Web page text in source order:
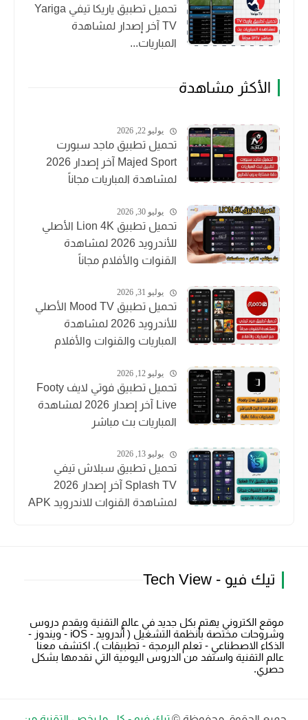
تحميل تطبيق ياريكا تيفي Yariga
TV آخر إصدار لمشاهدة
المباريات...
الأكثر مشاهدة
يوليو 22, 2026
تحميل تطبيق ماجد سبورت
Majed Sport آخر إصدار 2026
لمشاهدة المباريات مجاناً
يوليو 30, 2026
تحميل تطبيق Lion 4K الأصلي
للأندرويد 2026 لمشاهدة
القنوات والأفلام مجاناً
يوليو 31, 2026
تحميل تطبيق Mood TV الأصلي
للأندرويد 2026 لمشاهدة
المباريات والقنوات والأفلام
يوليو 12, 2026
تحميل تطبيق فوتي لايف Footy
Live آخر إصدار 2026 لمشاهدة
المباريات بث مباشر
يوليو 13, 2026
تحميل تطبيق سبلاش تيفي
Splash TV آخر إصدار 2026
لمشاهدة القنوات للاندرويد APK
تيك فيو - Tech View
موقع الكتروني يهتم بكل جديد في عالم التقنية ويقدم دروس
وشروحات مختصة بأنظمة التشغيل ( أندرويد - iOS - ويندوز -
الذكاء الاصطناعي - تعلم البرمجة - تطبيقات ). اكتشف معنا
عالم التقنية واستفد من الدروس اليومية التي نقدمها بشكل
حصري.